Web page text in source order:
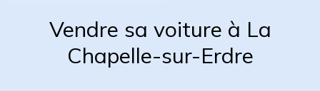
Vendre sa voiture à La
Chapelle-sur-Erdre